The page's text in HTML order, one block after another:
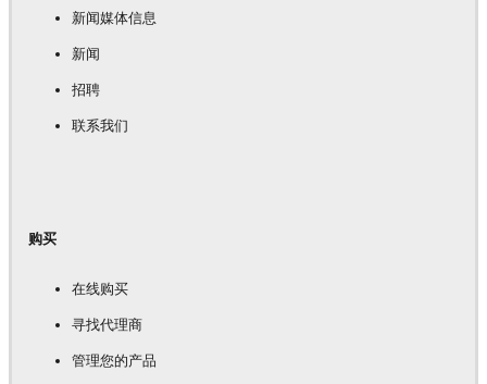
新闻媒体信息
新闻
招聘
联系我们
购买
在线购买
寻找代理商
管理您的产品